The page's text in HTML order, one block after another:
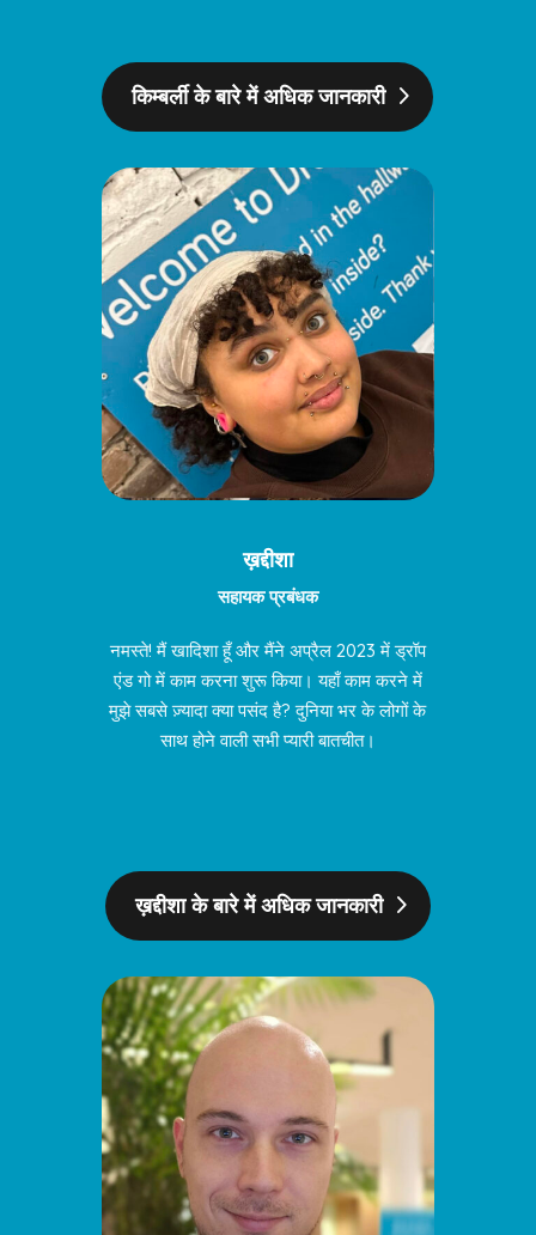
किम्बर्ली के बारे में अधिक जानकारी
ख़द्दीशा
सहायक प्रबंधक
नमस्ते! मैं खादिशा हूँ और मैंने अप्रैल 2023 में ड्रॉप
एंड गो में काम करना शुरू किया। यहाँ काम करने में
मुझे सबसे ज़्यादा क्या पसंद है? दुनिया भर के लोगों के
साथ होने वाली सभी प्यारी बातचीत।
ख़द्दीशा के बारे में अधिक जानकारी